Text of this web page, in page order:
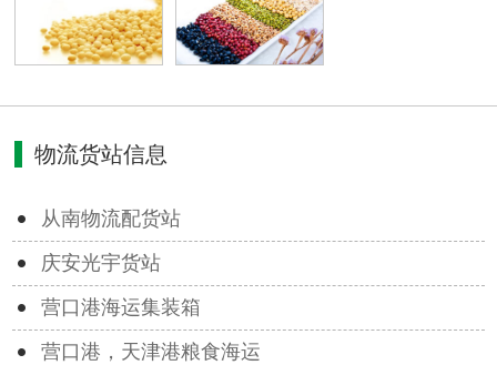
物流货站信息
从南物流配货站
庆安光宇货站
营口港海运集装箱
营口港，天津港粮食海运